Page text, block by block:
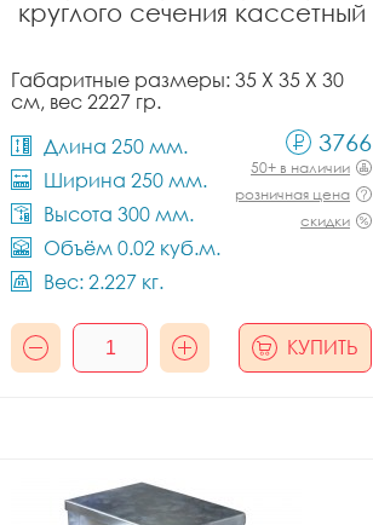
круглого сечения кассетный
Габаритные размеры: 35 X 35 X 30
см, вес 2227 гр.
Длина 250 мм.
Ширина 250 мм.
Высота 300 мм.
Объём 0.02 куб.м.
Вес: 2.227 кг.
3766
50+ в наличии
розничная цена
скидки
КУПИТЬ